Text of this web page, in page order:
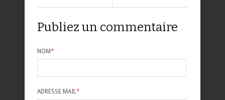
Publiez un commentaire
NOM*
ADRESSE MAIL *